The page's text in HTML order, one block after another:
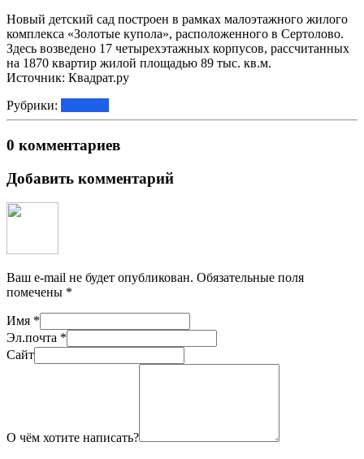
Новый детский сад построен в рамках малоэтажного жилого
комплекса «Золотые купола», расположенного в Сертолово.
Здесь возведено 17 четырехэтажных корпусов, рассчитанных
на 1870 квартир жилой площадью 89 тыс. кв.м.
Источник: Квадрат.ру
Рубрики:
0 комментариев
Добавить комментарий
Ваш e-mail не будет опубликован. Обязательные поля
помечены *
Имя *
Эл.почта *
Сайт
О чём хотите написать?